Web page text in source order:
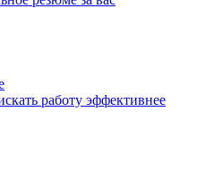
работу эффективнее